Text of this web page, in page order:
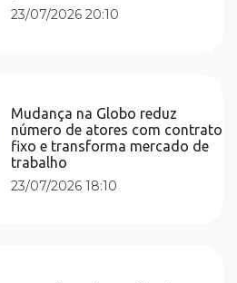
23/07/2026 20:10
Mudança na Globo reduz
número de atores com contrato
fixo e transforma mercado de
trabalho
23/07/2026 18:10